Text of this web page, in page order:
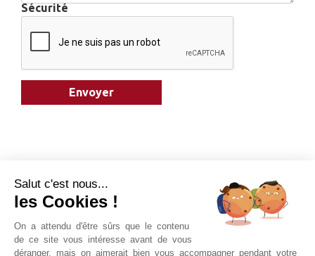
Sécurité
Envoyer
Salut c'est nous...
les Cookies !
On a attendu d'être sûrs que le contenu
de ce site vous intéresse avant de vous
déranger, mais on aimerait bien vous accompagner pendant votre